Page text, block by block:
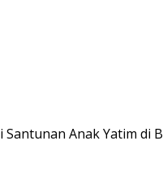
Anak Yatim di